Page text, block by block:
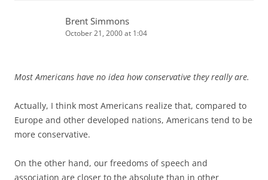
Brent Simmons
October 21, 2000 at 1:04
Most Americans have no idea how conservative they really are.
Actually, I think most Americans realize that, compared to
Europe and other developed nations, Americans tend to be
more conservative.
On the other hand, our freedoms of speech and
association are closer to the absolute than in other